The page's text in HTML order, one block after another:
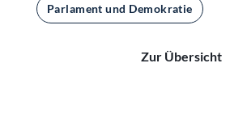
Parlament und Demokratie
Zur Übersicht